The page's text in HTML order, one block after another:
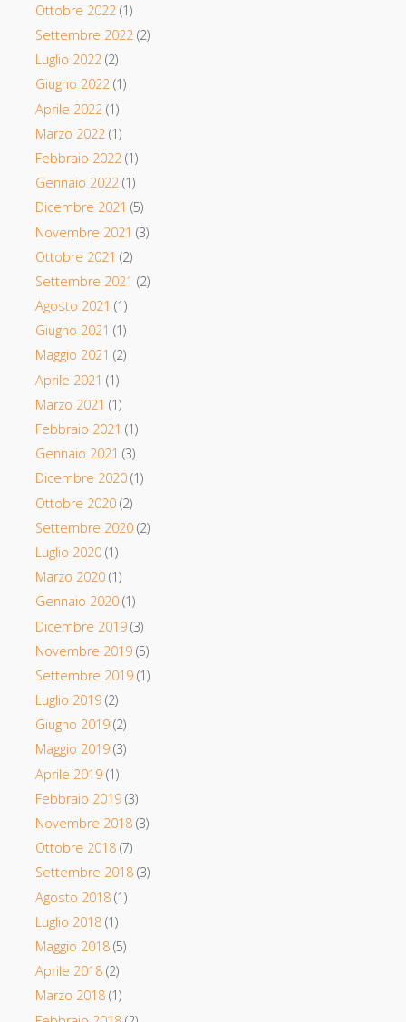
Ottobre 2022(1)
Settembre 2022(2)
Luglio 2022(2)
Giugno 2022(1)
Aprile 2022 (1)
Marzo 2022 (1)
Febbraio 2022(1)
Gennaio 2022(1)
Dicembre 2021 (5)
Novembre 2021 (3)
Ottobre 2021 (2)
Settembre 2021 (2)
Agosto 2021 (1)
Giugno 2021 (1)
Maggio 2021 (2)
Aprile 2021 (1)
Marzo 2021 (1)
Febbraio 2021 (1)
Gennaio 2021 (3)
Dicembre 2020(1)
Ottobre 2020(2)
Settembre 2020(2)
Luglio 2020(1)
Marzo 2020(1)
Gennaio 2020(1)
Dicembre 2019(3)
Novembre 2019(5)
Settembre 2019(1)
Luglio 2019(2)
Giugno 2019(2)
Maggio 2019(3)
Aprile 2019(1)
Febbraio 2019(3)
Novembre 2018(3)
Ottobre 2018(7)
Settembre 2018(3)
Agosto 2018(1)
Luglio 2018(1)
Maggio 2018(5)
Aprile 2018(2)
Marzo 2018(1)